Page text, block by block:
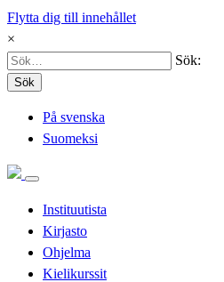
Flytta dig till innehållet
×
Sök:
Sök
På svenska
Suomeksi
Instituutista
Kirjasto
Ohjelma
Kielikurssit